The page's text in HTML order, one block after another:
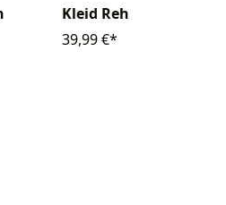
Kleid Reh
39,99 €*